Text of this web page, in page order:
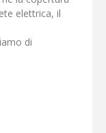
elettrica, il
di